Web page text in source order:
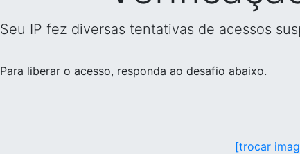
Seu IP fez diversas tentativas de acessos
Para liberar o acesso, responda ao desafio abaixo.
[trocar